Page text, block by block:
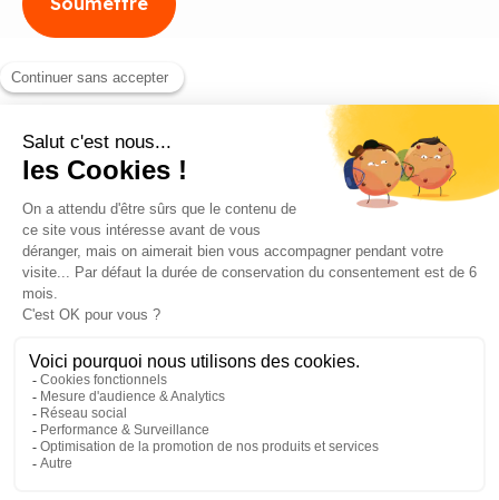
Blog
Contact
©2026 ANEO - All rights reserved